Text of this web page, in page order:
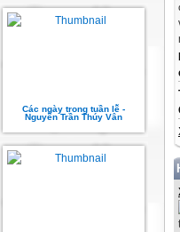
Các ngày trong tuần lễ -
Nguyễn Trần Thúy Vân